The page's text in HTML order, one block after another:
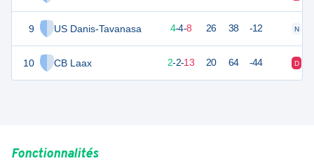
9 US Danis-Tavanasa
10 CB Laax
16 4-4-8 26 38 -12 N
2-2-13 20 64 -44 D
Fonctionnalités